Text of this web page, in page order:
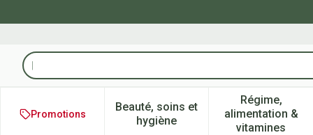
Rechercher
Promotions
Beauté, soins et
hygièneAfficher le sous-menu pour la
Régime,
alimentation &
vitamines
Afficher